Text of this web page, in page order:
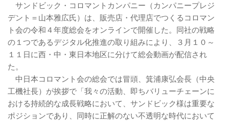
サンドビック・コロマントカンパニー（カンパニープレジ
デント＝山本雅広氏）は、販売店・代理店でつくるコロマン
ト会の令和４年度総会をオンラインで開催した。同社の戦略
の１つであるデジタル化推進の取り組みにより、３月１０～
１１日に西・中・東日本地区に分けて総会動画が配信され
た。
中日本コロマント会の総会では冒頭、箕浦康弘会長（中央
工機社長）が挨拶で「我々の活動、即ちバリューチェーンに
おける持続的な成長戦略において、サンドビック様は重要な
ポジションであり、同時に正解のない不透明な時代において